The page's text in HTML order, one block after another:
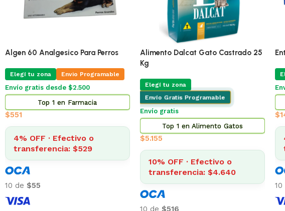
Pro Omega Cachorro Pequeño 3 Kg
Elegí tu zona Envio Programable
Envío gratis desde $2.500
Top 2 en Alimento Perros
$873
4% OFF · Efectivo o
transferencia: $838
10 de$87
Adipred Prednisolna 20 Mg Blister
Elegí tu zona
Envío gratis desde $2.500
322
4% OFF · Efectivo o
transferencia: $309
10 de